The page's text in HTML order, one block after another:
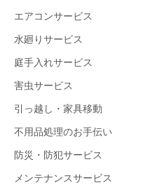
エアコンサービス
水廻りサービス
庭手入れサービス
害虫サービス
引っ越し・家具移動
不用品処理のお手伝い
防災・防犯サービス
メンテナンスサービス